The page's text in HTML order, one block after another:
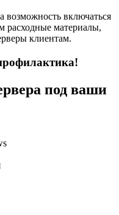
возможность включаться
расходные материалы,
клиентам.
под ваши